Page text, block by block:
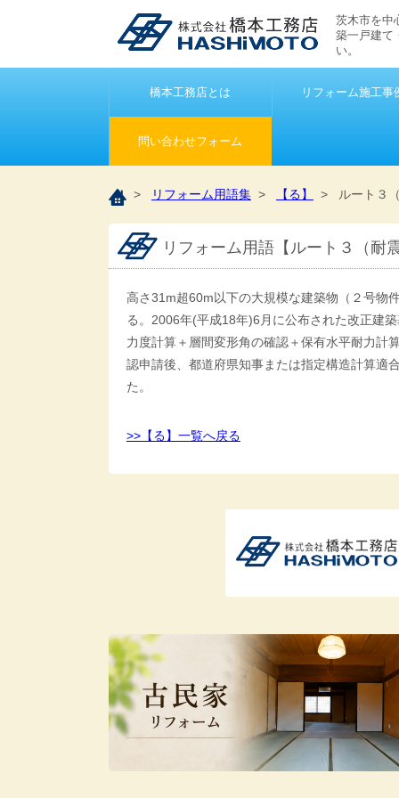
茨木市を中
築一戸建て
い。
橋本工務店とは リフォーム施工事
問い合わせフォーム
> リフォーム用語集 > 【る】 > ルート３
リフォーム用語【ルート３（耐
高さ31m超60m以下の大規模な建築物（２号物
る。2006年(平成18年)6月に公布された改正建
力度計算＋層間変形角の確認＋保有水平耐力計
認申請後、都道府県知事または指定構造計算適
た。
>>【る】一覧へ戻る